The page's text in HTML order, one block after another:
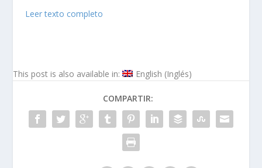
Leer texto completo
This post is also available in: English (Inglés)
COMPARTIR: